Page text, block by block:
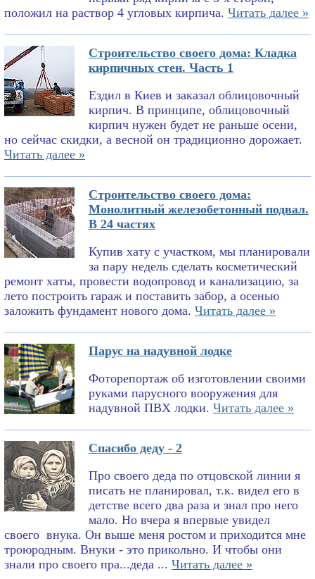
положил на раствор 4 угловых кирпича. Читать далее »
Строительство своего дома: Кладка
кирпичных стен. Часть 1
Ездил в Киев и заказал облицовочный
кирпич. В принципе, облицовочный
кирпич нужен будет не раньше осени,
но сейчас скидки, а весной он традиционно дорожает.
Читать далее »
Строительство своего дома:
Монолитный железобетонный подвал.
В 24 частях
Купив хату с участком, мы планировали
за пару недель сделать косметический
ремонт хаты, провести водопровод и канализацию, за
лето построить гараж и поставить забор, а осенью
заложить фундамент нового дома. Читать далее »
Парус на надувной лодке
Фоторепортаж об изготовлении своими
руками парусного вооружения для
надувной ПВХ лодки. Читать далее »
Спасибо деду - 2
Про своего деда по отцовской линии я
писать не планировал, т.к. видел его в
детстве всего два раза и знал про него
мало. Но вчера я впервые увидел
своего внука. Он выше меня ростом и приходится мне
троюродным. Внуки - это прикольно. И чтобы они
знали про своего пра...деда ... Читать далее »